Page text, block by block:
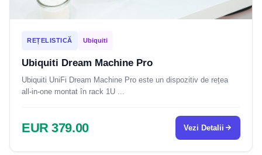
REȚELISTICĂ Ubiquiti
Ubiquiti Dream Machine Pro
Ubiquiti UniFi Dream Machine Pro este un dispozitiv de rețea
all-in-one montat în rack 1U ...
EUR 379.00 Vezi Detalii